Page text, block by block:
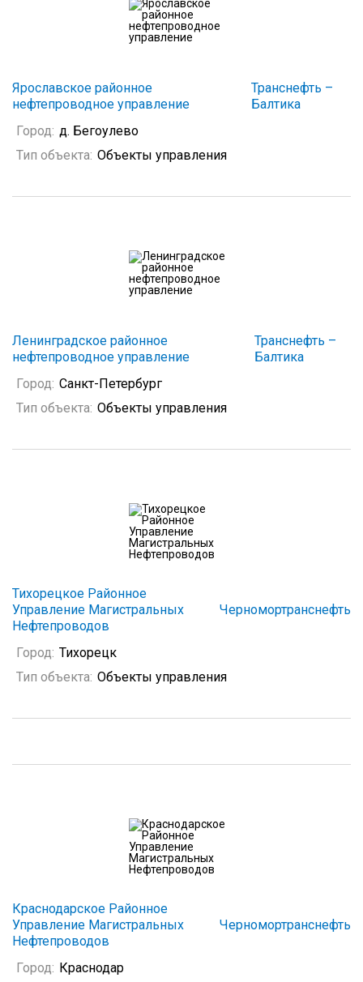
Ярославское районное
нефтепроводное управление
Транснефть –
Балтика
Город: д. Бегоулево
Тип объекта: Объекты управления
Ленинградское районное
нефтепроводное управление
Транснефть –
Балтика
Город: Санкт-Петербург
Тип объекта: Объекты управления
Тихорецкое Районное
Управление Магистральных
Нефтепроводов
Черномортранснефть
Город: Тихорецк
Тип объекта: Объекты управления
Краснодарское Районное
Управление Магистральных
Нефтепроводов
Черномортранснефть
Город: Краснодар